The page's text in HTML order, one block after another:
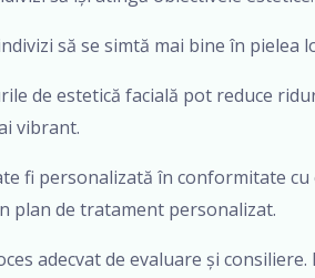
să se simtă mai bine în pielea
de estetică facială pot reduce
vibrant.
fi personalizată în conformitate
plan de tratament personalizat.
adecvat de evaluare și